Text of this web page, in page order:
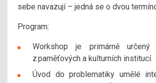
sebe navazují – jedná se o dvou
Program:
Workshop je primárně určený
z paměťových a kulturních institucí.
Úvod do problematiky umělé